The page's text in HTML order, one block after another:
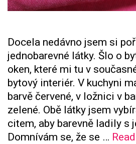
Docela nedávno jsem si
jednobarevné látky. Šlo o
oken, které mi tu v
bytový interiér. V kuchyni
barvě červené, v ložnici v
zelené. Obě látky jsem
citem, aby barevně ladily s
Domnívám se, že se …